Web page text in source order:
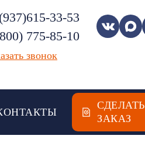
33-53
775-85-10
звонок
СДЕЛАТЬ
ЗАКАЗ